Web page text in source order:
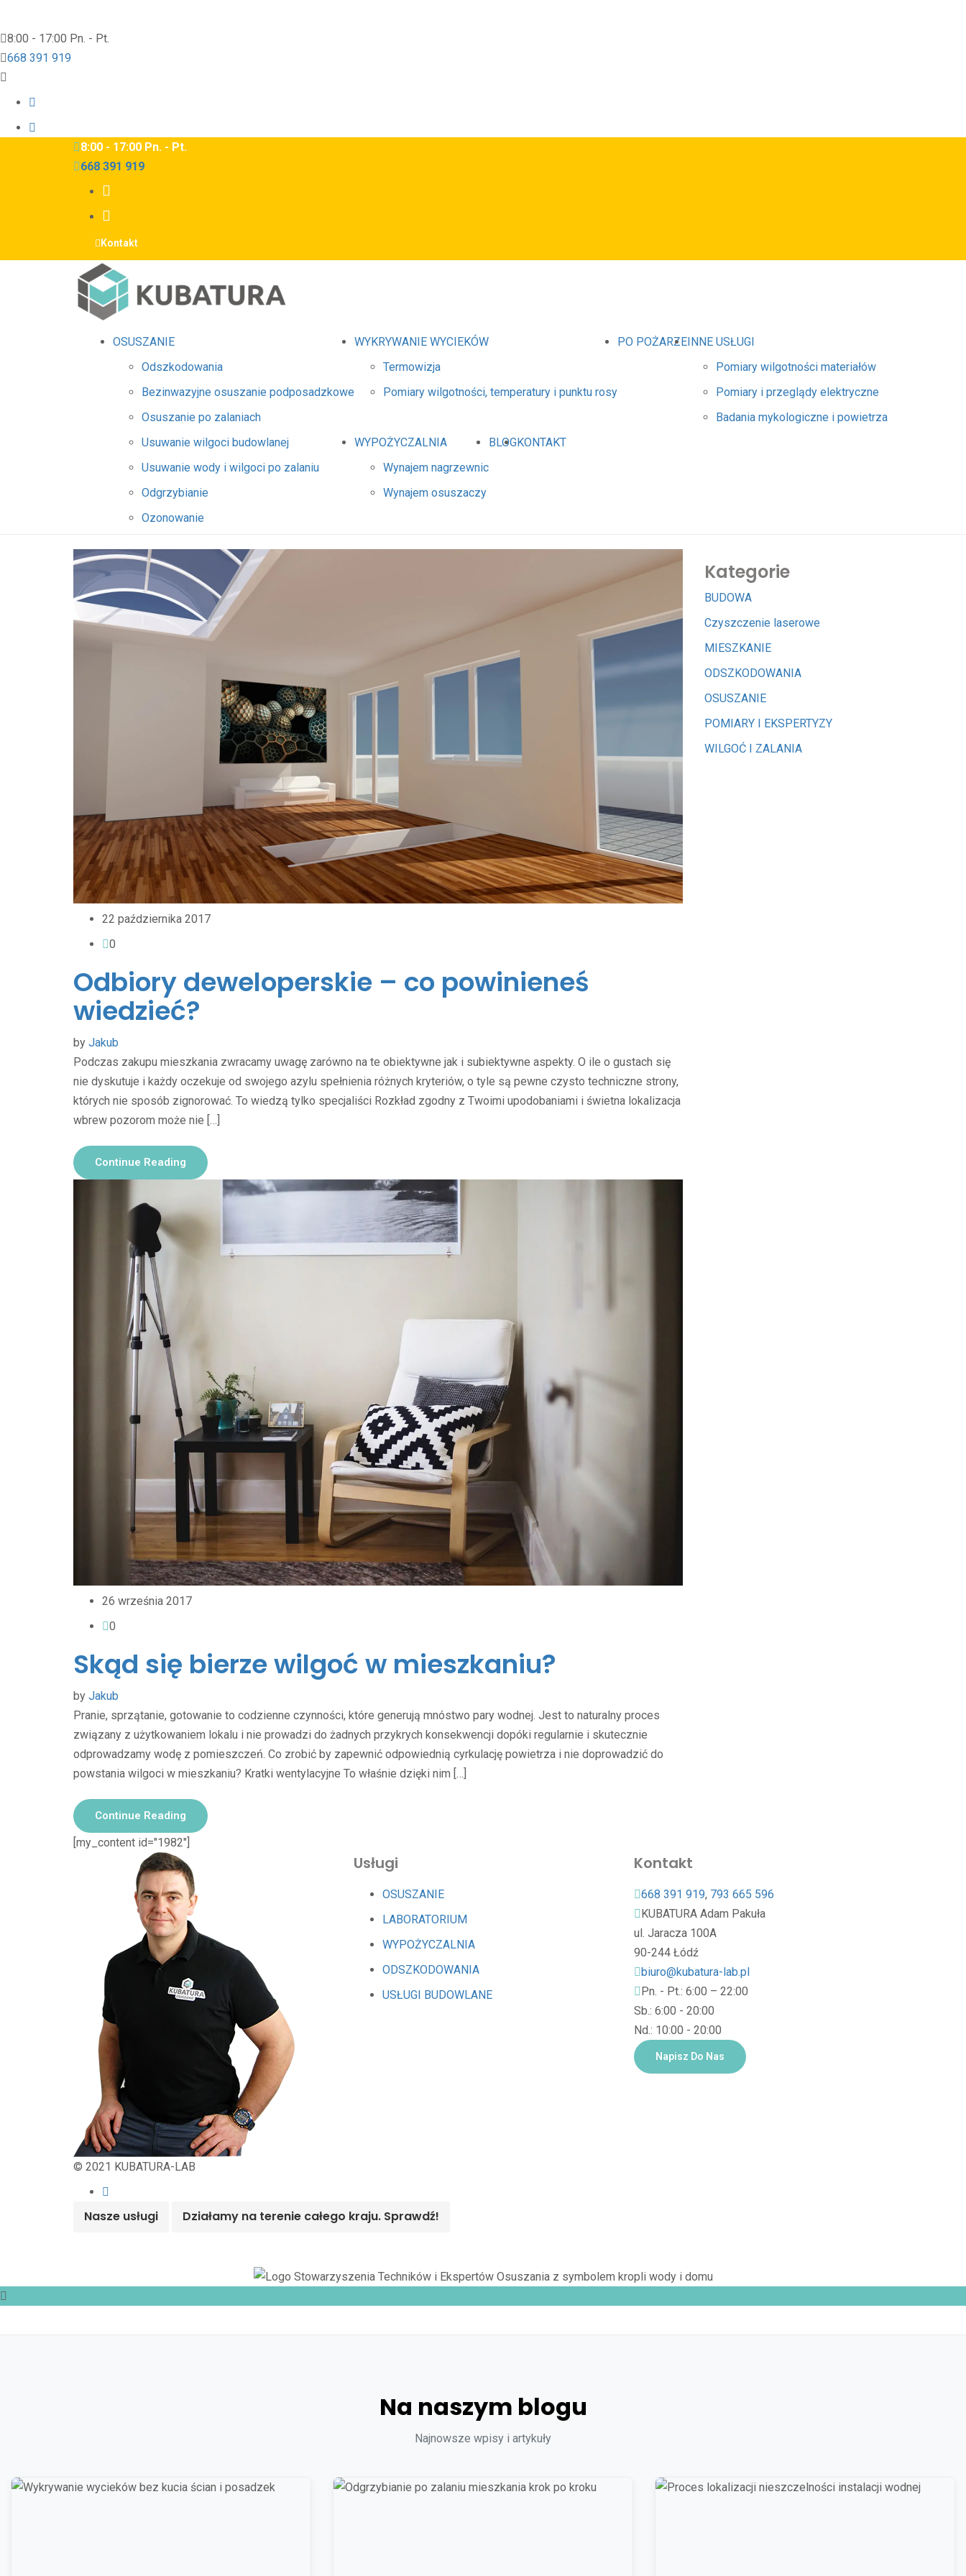
8:00 - 17:00 Pn. - Pt.
668 391 919
8:00 - 17:00 Pn. - Pt.
668 391 919
Kontakt
OSUSZANIE
Odszkodowania
Bezinwazyjne osuszanie podposadzkowe
Osuszanie po zalaniach
Usuwanie wilgoci budowlanej
Usuwanie wody i wilgoci po zalaniu
Odgrzybianie
Ozonowanie
WYKRYWANIE WYCIEKÓW
Termowizja
Pomiary wilgotności, temperatury i punktu rosy
PO POŻARZEINNE USŁUGI
Pomiary wilgotności materiałów
Pomiary i przeglądy elektryczne
Badania mykologiczne i powietrza
WYPOŻYCZALNIA
Wynajem nagrzewnic
Wynajem osuszaczy
BLOGKONTAKT
22 października 2017
0
Odbiory deweloperskie – co powinieneś
wiedzieć?
by Jakub
Podczas zakupu mieszkania zwracamy uwagę zarówno na te obiektywne jak i subiektywne aspekty. O ile o gustach się
nie dyskutuje i każdy oczekuje od swojego azylu spełnienia różnych kryteriów, o tyle są pewne czysto techniczne strony,
których nie sposób zignorować. To wiedzą tylko specjaliści Rozkład zgodny z Twoimi upodobaniami i świetna lokalizacja
wbrew pozorom może nie […]
Continue Reading
26 września 2017
0
Skąd się bierze wilgoć w mieszkaniu?
by Jakub
Pranie, sprzątanie, gotowanie to codzienne czynności, które generują mnóstwo pary wodnej. Jest to naturalny proces
związany z użytkowaniem lokalu i nie prowadzi do żadnych przykrych konsekwencji dopóki regularnie i skutecznie
odprowadzamy wodę z pomieszczeń. Co zrobić by zapewnić odpowiednią cyrkulację powietrza i nie doprowadzić do
powstania wilgoci w mieszkaniu? Kratki wentylacyjne To właśnie dzięki nim […]
Continue Reading
Kategorie
BUDOWA
Czyszczenie laserowe
MIESZKANIE
ODSZKODOWANIA
OSUSZANIE
POMIARY I EKSPERTYZY
WILGOĆ I ZALANIA
[my_content id="1982"]
Usługi
OSUSZANIE
LABORATORIUM
WYPOŻYCZALNIA
ODSZKODOWANIA
USŁUGI BUDOWLANE
Kontakt
668 391 919, 793 665 596
KUBATURA Adam Pakuła
ul. Jaracza 100A
90-244 Łódź
biuro@kubatura-lab.pl
Pn. - Pt.: 6:00 – 22:00
Sb.: 6:00 - 20:00
Nd.: 10:00 - 20:00
Napisz Do Nas
© 2021 KUBATURA-LAB
Nasze usługi Działamy na terenie całego kraju. Sprawdź!
Na naszym blogu
Najnowsze wpisy i artykuły